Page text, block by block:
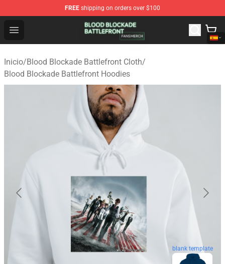
FREE shipping on orders over $100
Open menu
Blood Blockade Battlefront Shop - Official Blood
Inicio/Blood Blockade Battlefront Cloth/
Blood Blockade Battlefront Hoodies
blank template